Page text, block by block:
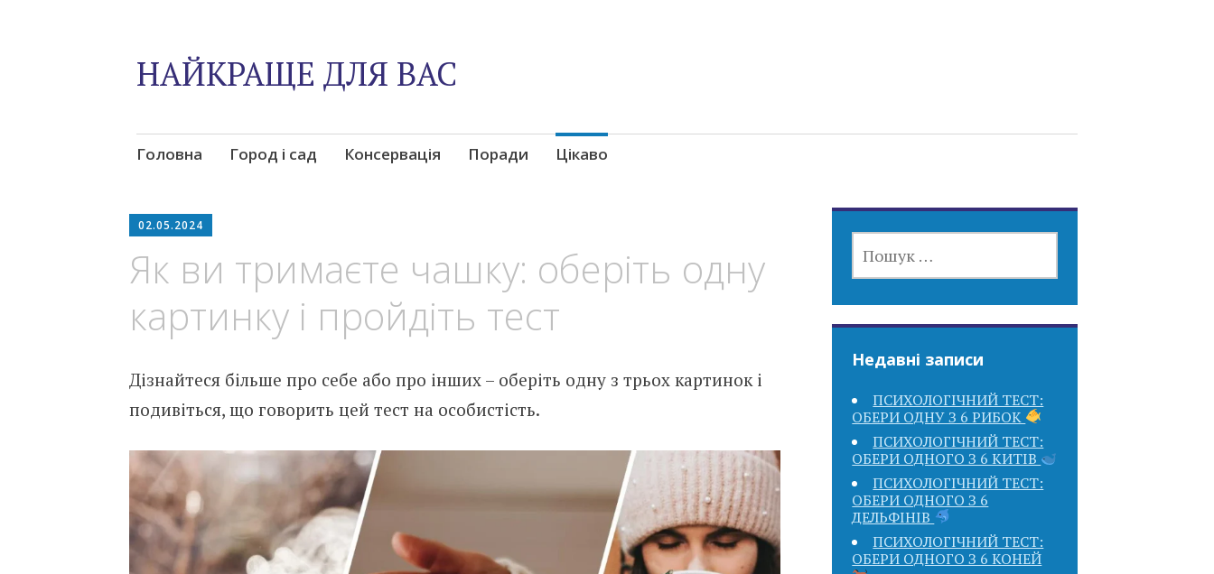
НАЙКРАЩЕ ДЛЯ ВАС
Skip
Головна Город і сад Консервація Поради Цікаво
02.05.2024
Як ви тримаєте чашку: оберіть одну
картинку і пройдіть тест
Дізнайтеся більше про себе або про інших – оберіть одну з трьох картинок і
подивіться, що говорить цей тест на особистість.
Недавні записи
ПСИХОЛОГІЧНИЙ ТЕСТ:
ОБЕРИ ОДНУ З 6 РИБОК
ПСИХОЛОГІЧНИЙ ТЕСТ:
ОБЕРИ ОДНОГО З 6 КИТІВ
ПСИХОЛОГІЧНИЙ ТЕСТ:
ОБЕРИ ОДНОГО З 6
ДЕЛЬФІНІВ
ПСИХОЛОГІЧНИЙ ТЕСТ:
ОБЕРИ ОДНОГО З 6 КОНЕЙ